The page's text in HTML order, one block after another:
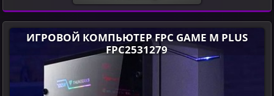
ИГРОВОЙ КОМПЬЮТЕР FPC GAME M PLUS
FPC2531279